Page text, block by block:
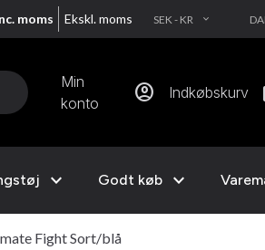
moms Ekskl. moms SEK - KR EXPAND_MORE
Min
konto
account_circle Indkøbskurv
expand_more Godt køb expand_more
Fight Sort/blå